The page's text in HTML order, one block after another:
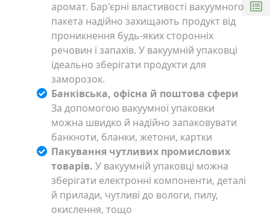
аромат. Бар'єрні властивості вакуумного
пакета надійно захищають продукт від
проникнення будь-яких сторонніх
речовин і запахів. У вакуумній упаковці
ідеально зберігати продукти для
заморозок.
Банківська, офісна й поштова сфери
За допомогою вакуумної упаковки
можна швидко й надійно запаковувати
банкноти, бланки, жетони, картки
Пакування чутливих промислових
товарів. У вакуумній упаковці можна
зберігати електронні компоненти, деталі
й прилади, чутливі до вологи, пилу,
окислення, тощо